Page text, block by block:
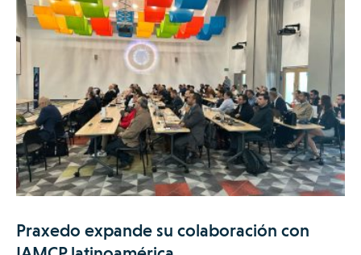
Praxedo expande su colaboración con